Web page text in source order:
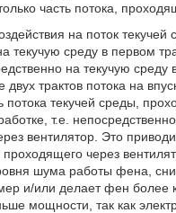
часть потока,
на поток текучей
текучую среду в первом
на текучую среду
двух трактов потока на
потока текучей среды,
т.е.
вентилятор. Это
проходящего через
шума работы фена,
и/или делает фен более
мощности, так как